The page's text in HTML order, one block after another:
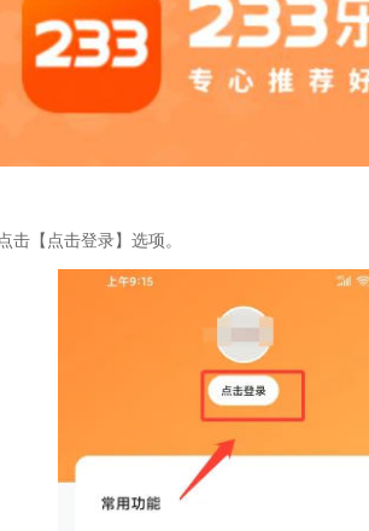
击【点击登录】选项。